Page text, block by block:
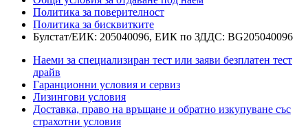
Политика за поверителност
Политика за бисквитките
Булстат/ЕИК: 205040096, ЕИК по ЗДДС: BG205040096
Наеми за специализиран тест или заяви безплатен тест
драйв
Гаранционни условия и сервиз
Лизингови условия
Доставка, право на връщане и обратно изкупуване със
страхотни условия